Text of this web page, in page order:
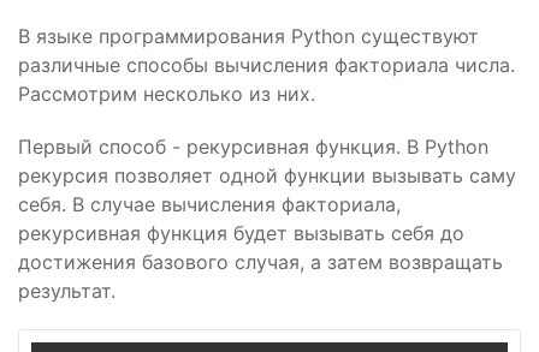
В языке программирования Python существуют
различные способы вычисления факториала числа.
Рассмотрим несколько из них.
Первый способ - рекурсивная функция. В Python
рекурсия позволяет одной функции вызывать саму
себя. В случае вычисления факториала,
рекурсивная функция будет вызывать себя до
достижения базового случая, а затем возвращать
результат.